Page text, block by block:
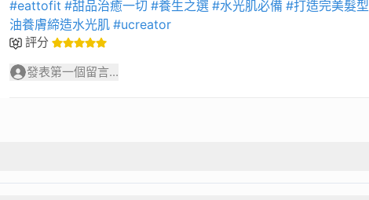
#eattofit #甜品治癒一切 #養生之選 #水光肌必備 #打造完美髮型
油養膚締造水光肌 #ucreator
評分
發表第一個留言...